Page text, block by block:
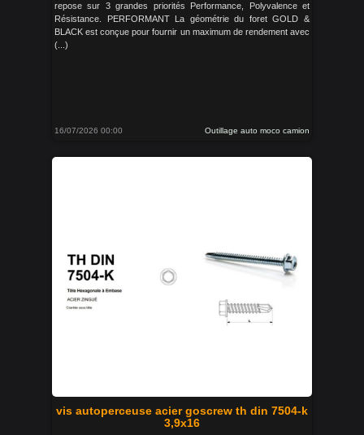
repose sur 3 grandes priorités Performance, Polyvalence et
Résistance. PERFORMANT La géométrie du foret GOLD &
BLACK est conçue pour fournir un maximum de rendement avec
(...)
16/07/2026 00:00 Outillage auto moco camion
vis autoperceuse acier goscrew th din 7504-k
3,9x16